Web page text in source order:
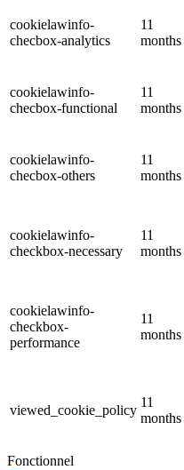
cookielawinfo-
checbox-analytics
11
months
cookielawinfo-
checbox-functional
11
months
cookielawinfo-
checbox-others
11
months
cookielawinfo-
checkbox-necessary
11
months
cookielawinfo-
checkbox-
performance
11
months
viewed_cookie_policy
11
months
Fonctionnel